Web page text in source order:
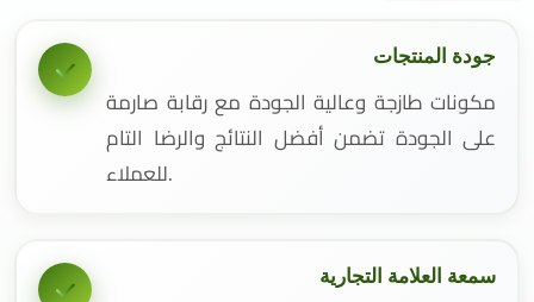
جودة المنتجات
مكونات طازجة وعالية الجودة مع رقابة صارمة
على الجودة تضمن أفضل النتائج والرضا التام
للعملاء.
سمعة العلامة التجارية